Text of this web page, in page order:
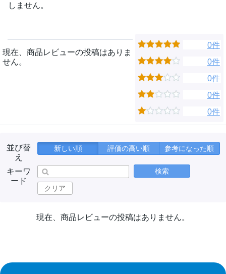
しません。
現在、商品レビューの投稿はありま
せん。
0件
0件
0件
0件
0件
並び替
え
新しい順 評価の高い順 参考になった順
キーワ
ード
検索
クリア
現在、商品レビューの投稿はありません。